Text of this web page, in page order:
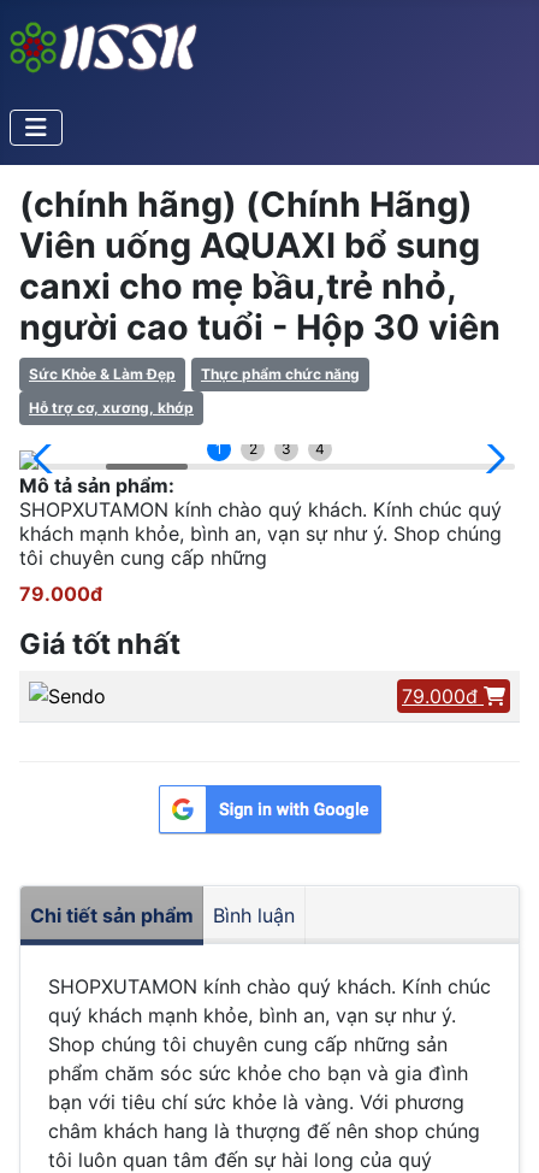
(chính hãng) (Chính Hãng)
Viên uống AQUAXI bổ sung
canxi cho mẹ bầu,trẻ nhỏ,
người cao tuổi - Hộp 30 viên
Sức Khỏe & Làm Đẹp
Thực phẩm chức năng
Hỗ trợ cơ, xương, khớp
1 2 3 4
Mô tả sản phẩm:
SHOPXUTAMON kính chào quý khách. Kính chúc quý
khách mạnh khỏe, bình an, vạn sự như ý. Shop chúng
tôi chuyên cung cấp những
79.000đ
Giá tốt nhất
79.000đ
Chi tiết sản phẩm Bình luận
SHOPXUTAMON kính chào quý khách. Kính chúc
quý khách mạnh khỏe, bình an, vạn sự như ý.
Shop chúng tôi chuyên cung cấp những sản
phẩm chăm sóc sức khỏe cho bạn và gia đình
bạn với tiêu chí sức khỏe là vàng. Với phương
châm khách hang là thượng đế nên shop chúng
tôi luôn quan tâm đến sự hài long của quý